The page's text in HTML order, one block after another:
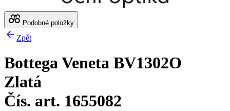
Podobné položky
Zpět
Bottega Veneta BV1302O
Zlatá
Čís. art. 1655082